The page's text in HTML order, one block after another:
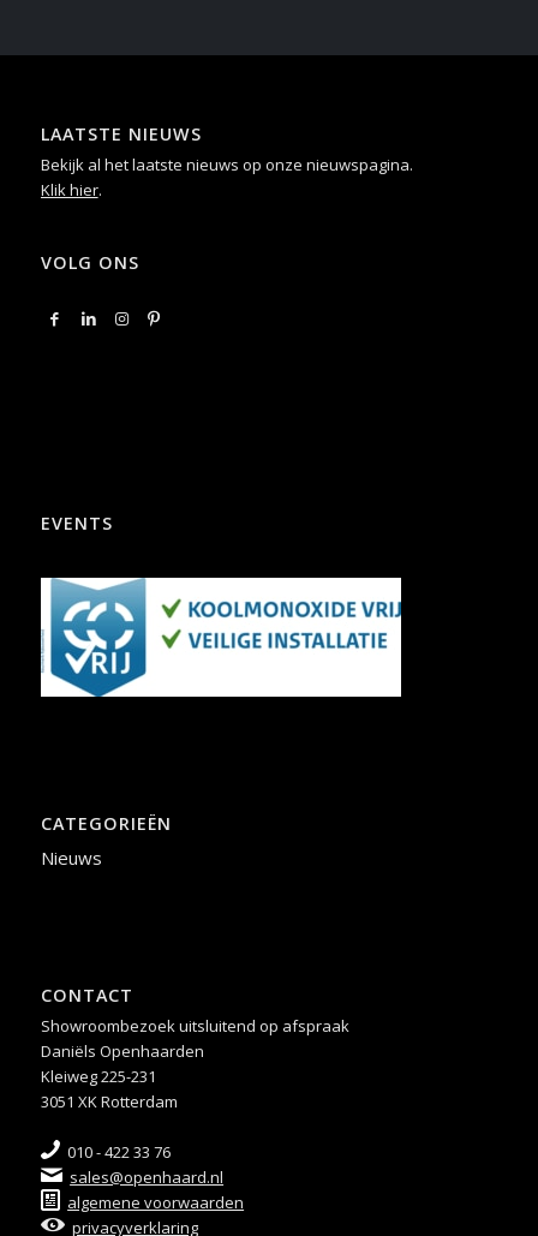
LAATSTE NIEUWS
Bekijk al het laatste nieuws op onze nieuwspagina.
Klik hier.
VOLG ONS
EVENTS
CATEGORIEËN
Nieuws
CONTACT
Showroombezoek uitsluitend op afspraak
Daniëls Openhaarden
Kleiweg 225-231
3051 XK Rotterdam
010 - 422 33 76
sales@openhaard.nl
algemene voorwaarden
privacyverklaring